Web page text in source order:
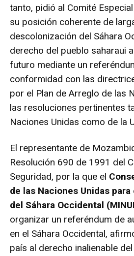
tanto, pidió al Comité
su posición coherente de
descolonización del Sáhara
derecho del pueblo saharaui
futuro mediante un
conformidad con las
por el Plan de Arreglo de las
las resoluciones pertinentes
Naciones Unidas como de la
El representante de
Resolución 690 de 1991 del
Seguridad, por la que el
de las Naciones Unidas
del Sáhara Occidental
organizar un referéndum de
en el Sáhara Occidental,
país al derecho inalienable